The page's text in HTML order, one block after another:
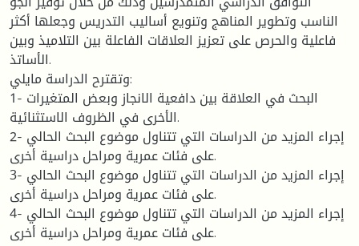
الناسب وتطوير المناهج وتنويع أساليب التدريس وجعلها أكثر
فاعلية والحرص على تعزيز العلاقات الفاعلة بين التلاميذ وبين
الأساتذ.
وتقترح الدراسة مايلي:
1- البحث في العلاقة بين دافعية الانجاز وبعض المتغيرات
الأخرى في الظروف الاستثنائية.
2- إجراء المزيد من الدراسات التي تتناول موضوع البحث الحالي
على فئات عمرية ومراحل دراسية أخرى.
3- إجراء المزيد من الدراسات التي تتناول موضوع البحث الحالي
على فئات عمرية ومراحل دراسية أخرى.
4- إجراء المزيد من الدراسات التي تتناول موضوع البحث الحالي
على فئات عمرية ومراحل دراسية أخرى.